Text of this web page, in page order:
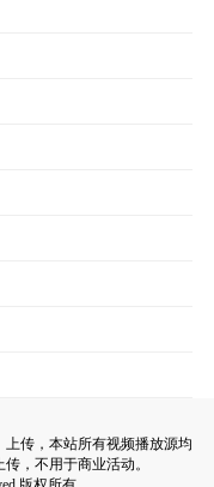
传，本站所有视频播放源均
，不用于商业活动。